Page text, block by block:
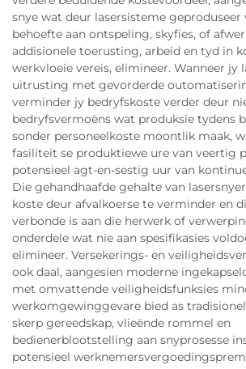
snye wat deur lasersisteme
behoefte aan ontspeling, skyfies, of
addisionele toerusting, arbeid en tyd in
werkvloeie vereis, elimineer. Wanneer jy
uitrusting met gevorderde
verminder jy bedryfskoste verder deur
bedryfsvermoëns wat produksie tydens
sonder personeelkoste moontlik maak,
fasiliteit se produktiewe ure van veertig
potensieel agt-en-sestig uur van
Die gehandhaafde gehalte van
koste deur afvalkoerse te verminder en
verbonde is aan die herwerk of
onderdele wat nie aan spesifikasies
elimineer. Versekerings- en
ook daal, aangesien moderne
met omvattende veiligheidsfunksies
werkomgewinggevare bied as
skerp gereedskap, vlieënde rommel en
bedienerblootstelling aan snyprosesse
potensieel